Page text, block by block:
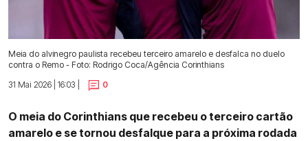
Meia do alvinegro paulista recebeu terceiro amarelo e desfalca no duelo
contra o Remo - Foto: Rodrigo Coca/Agência Corinthians
31 Mai 2026 | 16:03 |
0
O meia do Corinthians que recebeu o terceiro cartão
amarelo e se tornou desfalque para a próxima rodada